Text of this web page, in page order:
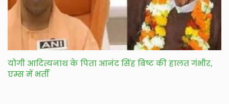
योगी आदित्यनाथ के पिता आनंद सिंह बिष्ट की हालत गंभीर,
एम्स में भर्ती